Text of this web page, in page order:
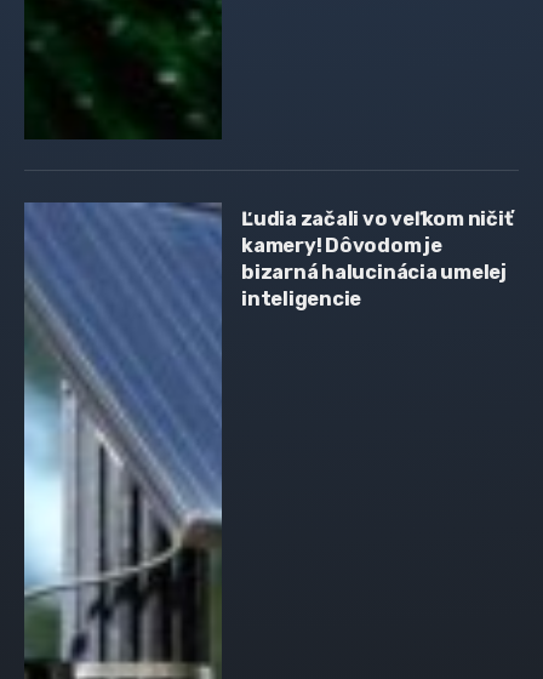
Ľudia začali vo veľkom ničiť
kamery! Dôvodom je
bizarná halucinácia umelej
inteligencie